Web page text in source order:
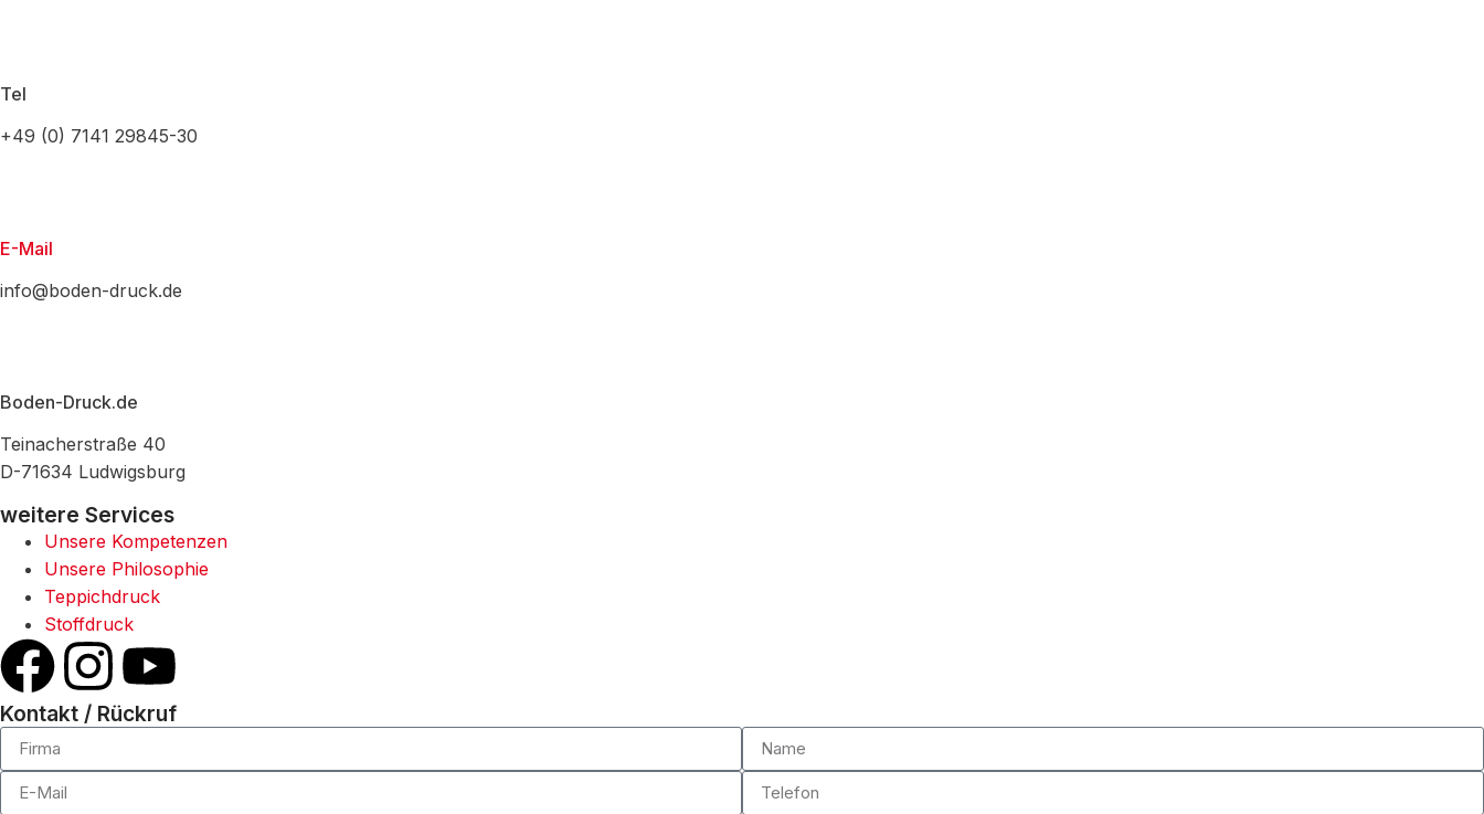
Tel
+49 (0) 7141 29845-30
E-Mail
info@boden-druck.de
Boden-Druck.de
Teinacherstraße 40
D-71634 Ludwigsburg
weitere Services
Unsere Kompetenzen
Unsere Philosophie
Teppichdruck
Stoffdruck
Kontakt / Rückruf